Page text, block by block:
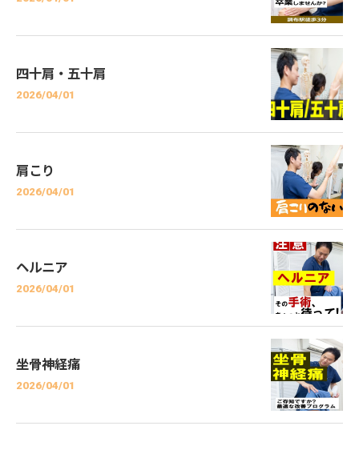
四十肩・五十肩
2026/04/01
肩こり
2026/04/01
ヘルニア
2026/04/01
坐骨神経痛
2026/04/01